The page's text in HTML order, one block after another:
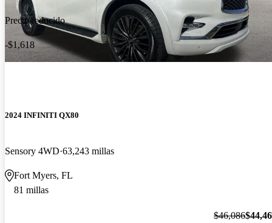
Precio reducido
-$1,618
2024 INFINITI QX80
Sensory 4WD 63,243 millas
Fort Myers, FL
81 millas
$46,086